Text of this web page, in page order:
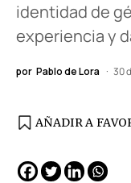
identidad de
experiencia y
por Pablo de Lora 30
AÑADIR A